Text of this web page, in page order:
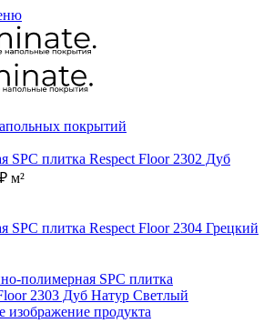
покрытий
SPC плитка Respect Floor 2302 Дуб
₽ м²
SPC плитка Respect Floor 2304 Грецкий